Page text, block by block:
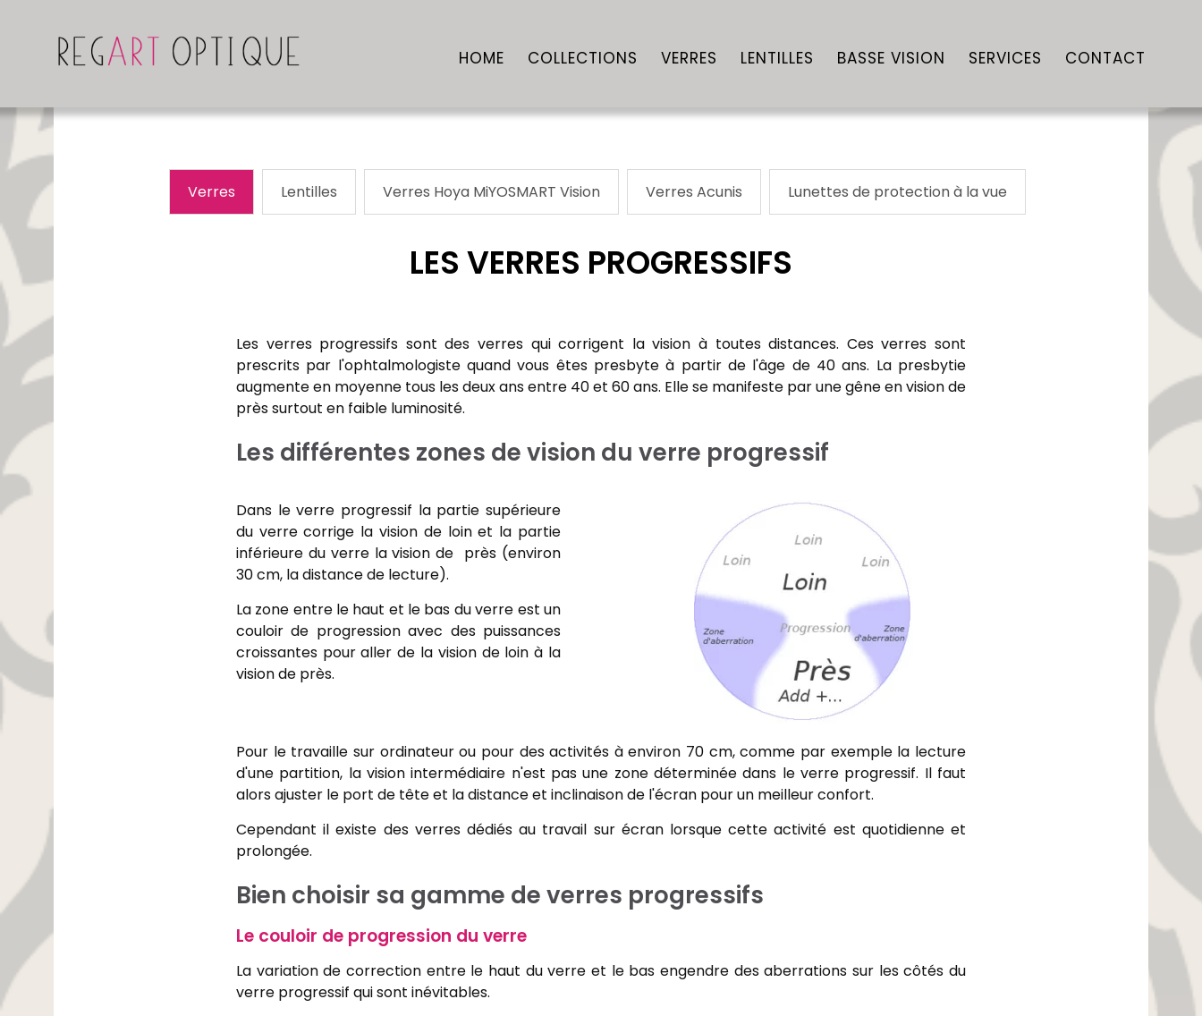
HOME COLLECTIONS VERRES LENTILLES BASSE VISION SERVICES CONTACT
Verres Lentilles Verres Hoya MiYOSMART Vision Verres Acunis Lunettes de protection à la vue
LES VERRES PROGRESSIFS
Les verres progressifs sont des verres qui corrigent la vision à toutes distances. Ces verres sont
prescrits par l'ophtalmologiste quand vous êtes presbyte à partir de l'âge de 40 ans. La presbytie
augmente en moyenne tous les deux ans entre 40 et 60 ans. Elle se manifeste par une gêne en vision de
près surtout en faible luminosité.
Les différentes zones de vision du verre progressif
Dans le verre progressif la partie supérieure
du verre corrige la vision de loin et la partie
inférieure du verre la vision de près (environ
30 cm, la distance de lecture).
La zone entre le haut et le bas du verre est un
couloir de progression avec des puissances
croissantes pour aller de la vision de loin à la
vision de près.
Pour le travaille sur ordinateur ou pour des activités à environ 70 cm, comme par exemple la lecture
d'une partition, la vision intermédiaire n'est pas une zone déterminée dans le verre progressif. Il faut
alors ajuster le port de tête et la distance et inclinaison de l'écran pour un meilleur confort.
Cependant il existe des verres dédiés au travail sur écran lorsque cette activité est quotidienne et
prolongée.
Bien choisir sa gamme de verres progressifs
Le couloir de progression du verre
La variation de correction entre le haut du verre et le bas engendre des aberrations sur les côtés du
verre progressif qui sont inévitables.